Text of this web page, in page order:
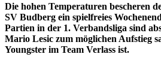
Die hohen Temperaturen bescheren
SV Budberg ein spielfreies
Partien in der 1. Verbandsliga sind
Mario Lesic zum möglichen Aufstieg
Youngster im Team Verlass ist.